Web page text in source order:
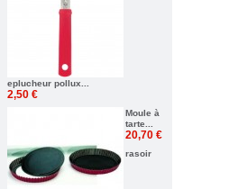
eplucheur pollux...
2,50 €
Moule à
tarte...
20,70 €
rasoir